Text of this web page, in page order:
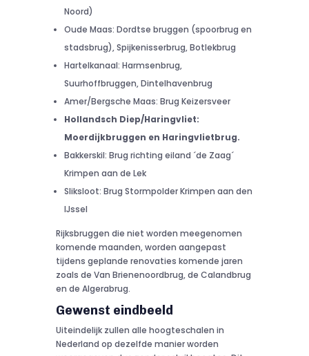
Noord)
Oude Maas: Dordtse bruggen (spoorbrug en
stadsbrug), Spijkenisserbrug, Botlekbrug
Hartelkanaal: Harmsenbrug,
Suurhoffbruggen, Dintelhavenbrug
Amer/Bergsche Maas: Brug Keizersveer
Hollandsch Diep/Haringvliet:
Moerdijkbruggen en Haringvlietbrug.
Bakkerskil: Brug richting eiland ´de Zaag´
Krimpen aan de Lek
Sliksloot: Brug Stormpolder Krimpen aan den
IJssel
Rijksbruggen die niet worden meegenomen
komende maanden, worden aangepast
tijdens geplande renovaties komende jaren
zoals de Van Brienenoordbrug, de Calandbrug
en de Algerabrug.
Gewenst eindbeeld
Uiteindelijk zullen alle hoogteschalen in
Nederland op dezelfde manier worden